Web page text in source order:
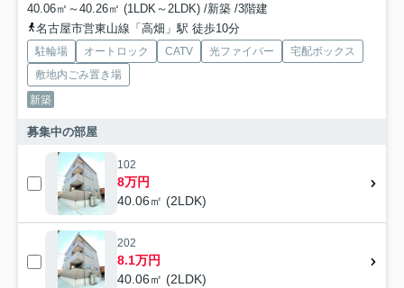
40.06㎡～40.26㎡ (1LDK～2LDK) /新築 /3階建
名古屋市営東山線「高畑」駅 徒歩10分
駐輪場 オートロック CATV 光ファイバー
宅配ボックス
敷地内ごみ置き場
新築
募集中の部屋
102
8万円
40.06㎡ (2LDK)
202
8.1万円
40.06㎡ (2LDK)